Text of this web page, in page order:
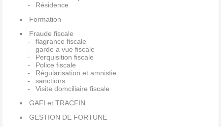
Résidence
Formation
Fraude fiscale
flagrance fiscale
garde a vue fiscale
Perquisition fiscale
Police fiscale
Régularisation et amnistie
sanctions
Visite domciliaire fiscale
GAFI et TRACFIN
GESTION DE FORTUNE